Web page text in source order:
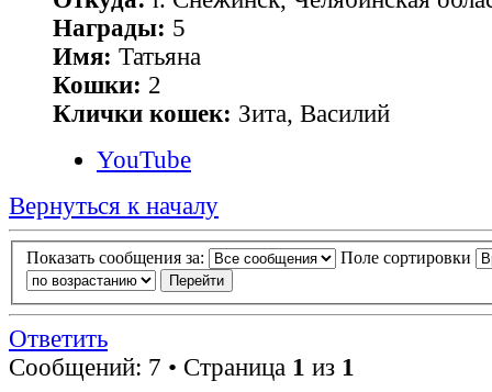
Награды: 5
Имя: Татьяна
Кошки: 2
Клички кошек: Зита, Василий
YouTube
Вернуться к началу
Показать сообщения за: Поле сортировки
Ответить
Сообщений: 7 • Страница 1 из 1